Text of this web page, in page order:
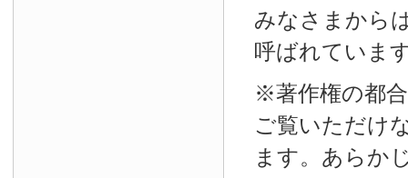
みなさまから
呼ばれていま
※著作権の都
ご覧いただけ
ます。あらか